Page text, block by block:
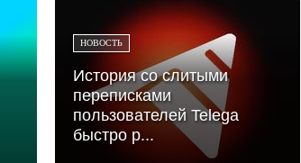
НОВОСТЬ
История со слитыми
переписками
пользователей Telega
быстро р...